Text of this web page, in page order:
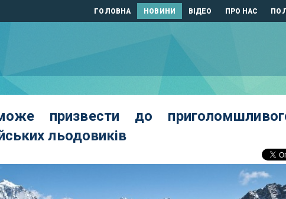
ГОЛОВНА НОВИНИ ВІДЕО ПРО НАС
призвести до
льодовиків